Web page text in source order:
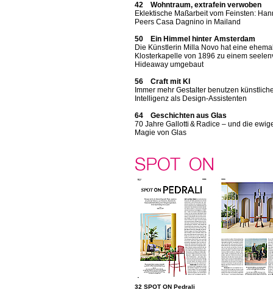
42 Wohntraum, extrafein verwoben
Eklektische Maßarbeit vom Feinsten:
Peers Casa Dagnino in Mailand
50 Ein Himmel hinter Amsterdam
Die Künstlerin Milla Novo hat eine
Klosterkapelle von 1896 zu einem
Hideaway umgebaut
56 Craft mit KI
Immer mehr Gestalter benutzen
Intelligenz als Design-Assistenten
64 Geschichten aus Glas
70 Jahre Gallotti & Radice – und die
Magie von Glas
32 SPOT ON Pedrali